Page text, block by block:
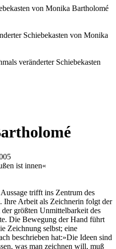
von Monika Bartholomé
Schiebekasten von Monika
veränderter Schiebekasten
ist innen«
trifft ins Zentrum des
Ihre Arbeit als Zeichnerin folgt der
größten Unmittelbarkeit des
Die Bewegung der Hand führt
Zeichnung selbst; eine
beschrieben hat:»Die Ideen sind
was man zeichnen will, muß